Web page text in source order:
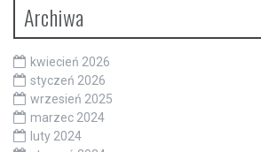
Archiwa
kwiecień 2026
styczeń 2026
wrzesień 2025
marzec 2024
luty 2024